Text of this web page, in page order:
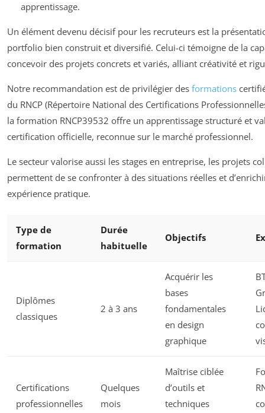
apprentissage.
Un élément devenu décisif pour les recruteurs est la
portfolio bien construit et diversifié. Celui-ci témoigne de la
concevoir des projets concrets et variés, alliant créativité et
Notre recommandation est de privilégier des formations
du RNCP (Répertoire National des Certifications
la formation RNCP39532 offre un apprentissage structuré et
certification officielle, reconnue sur le marché professionnel.
Le secteur valorise aussi les stages en entreprise, les projets
permettent de se confronter à des situations réelles et
expérience pratique.
Type de
formation
Durée
habituelle
Objectifs
Diplômes
classiques
2 à 3 ans
Acquérir les
bases
fondamentales
en design
graphique
Certifications
professionnelles
Quelques
mois
Maîtrise ciblée
d’outils et
techniques